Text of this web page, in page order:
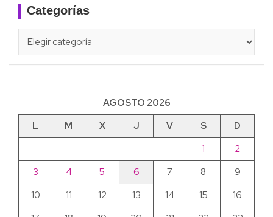
Categorías
AGOSTO 2026
L
M X J V S
D
1
2
3
4 5 6 7 8
9
10
11 12 13 14 15
16